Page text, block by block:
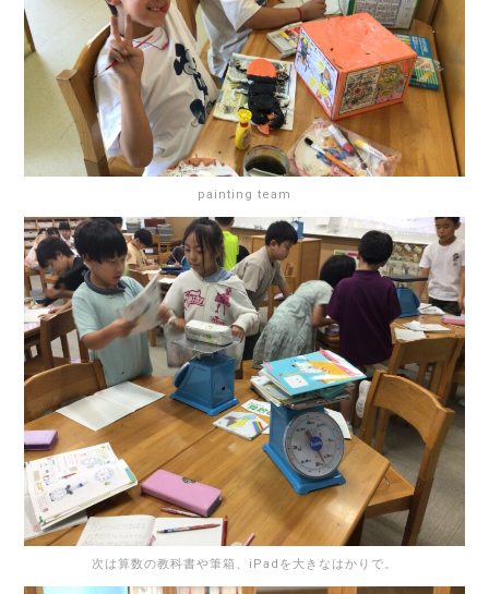
painting team
次は算数の教科書や筆箱、iPadを大きなはかりで。